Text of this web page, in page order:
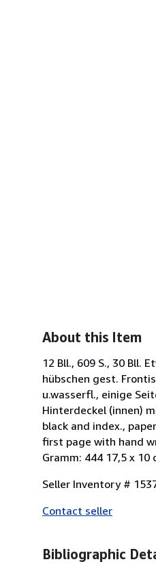
About this Item
12 Bll., 609 S., 30 Bll.
hübschen gest.
u.wasserfl., einige
Hinterdeckel (innen)
black and index.,
first page with hand
Gramm: 444 17,5 x 10
Seller Inventory #
Contact seller
Bibliographic